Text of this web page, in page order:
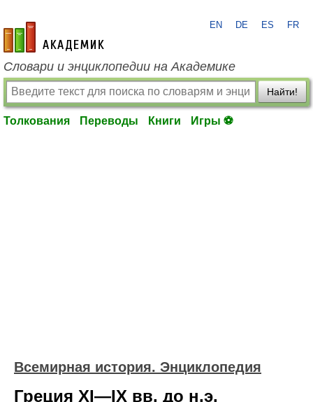
academic.ru
EN DE ES FR
Словари и энциклопедии на Академике
Найти!
Толкования Переводы Книги Игры ⚽
Всемирная история. Энциклопедия
Греция XI—IX вв. до н.э.